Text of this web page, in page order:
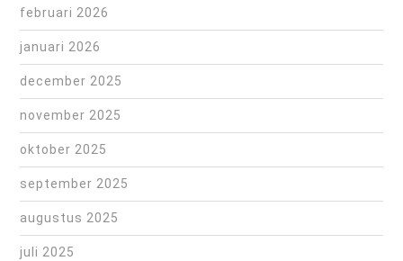
februari 2026
januari 2026
december 2025
november 2025
oktober 2025
september 2025
augustus 2025
juli 2025